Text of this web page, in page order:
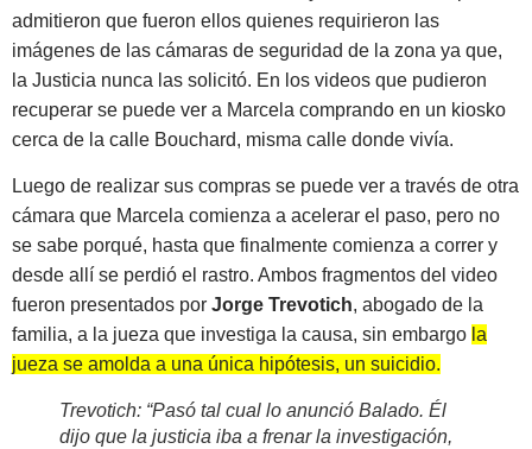
admitieron que fueron ellos quienes requirieron las
imágenes de las cámaras de seguridad de la zona ya que,
la Justicia nunca las solicitó. En los videos que pudieron
recuperar se puede ver a Marcela comprando en un kiosko
cerca de la calle Bouchard, misma calle donde vivía.
Luego de realizar sus compras se puede ver a través de otra
cámara que Marcela comienza a acelerar el paso, pero no
se sabe porqué, hasta que finalmente comienza a correr y
desde allí se perdió el rastro. Ambos fragmentos del video
fueron presentados por Jorge Trevotich, abogado de la
familia, a la jueza que investiga la causa, sin embargo la
jueza se amolda a una única hipótesis, un suicidio.
Trevotich: “Pasó tal cual lo anunció Balado. Él
dijo que la justicia iba a frenar la investigación,